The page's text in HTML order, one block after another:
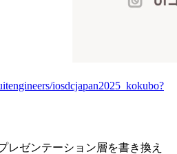
iosdcjapan2025_kokubo?
レゼンテーション層を書き換え